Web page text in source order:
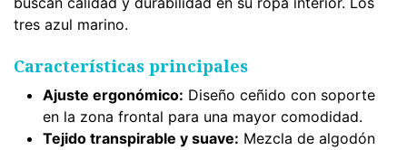
tres azul marino.
Características principales
Ajuste ergonómico: Diseño ceñido con soporte
en la zona frontal para una mayor comodidad.
Tejido transpirable y suave: Mezcla de algodón